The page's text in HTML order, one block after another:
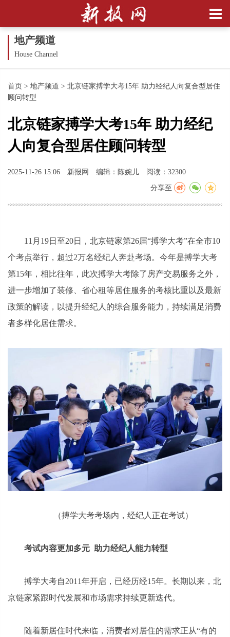
地产频道
House Channel
首页 > 地产频道 > 北京链家搏学大考15年 助力经纪人向复合型居住
顾问转型
北京链家搏学大考15年 助力经纪
人向复合型居住顾问转型
2025-11-26 15:06 新报网 编辑：陈婉儿 阅读：32300
分享至
11月19日至20日，北京链家第26届“搏学大考”在全市10
个考点举行，超过2万名经纪人奔赴考场。今年是搏学大考
第15年，相比往年，此次搏学大考除了房产交易服务之外，
进一步增加了装修、省心租等居住服务的考核比重以及最新
政策的解读，以提升经纪人的综合服务能力，持续满足消费
者多样化居住需求。
（搏学大考考场内，经纪人正在考试）
考试内容更加多元 助力经纪人能力转型
搏学大考自2011年开启，已经历经15年。长期以来，北
京链家紧跟时代发展和市场需求持续更新迭代。
随着新居住时代来临，消费者对居住的需求正从“有的